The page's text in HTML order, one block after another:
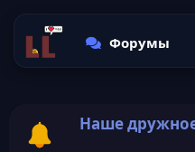
Форумы
Наше